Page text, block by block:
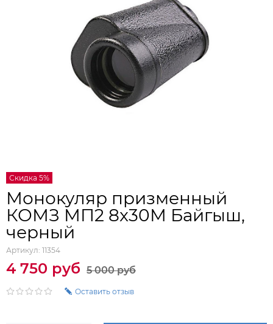
Скидка 5%
Монокуляр призменный
КОМЗ МП2 8x30М Байгыш,
черный
Артикул: 11354
4 750 руб 5 000 руб
Оставить отзыв